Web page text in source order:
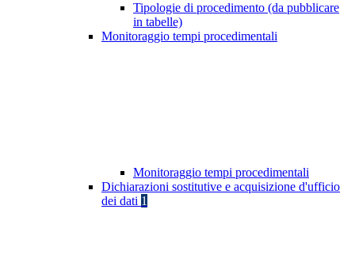
Tipologie di procedimento (da pubblicare
in tabelle)
Monitoraggio tempi procedimentali
Monitoraggio tempi procedimentali
Dichiarazioni sostitutive e acquisizione d'ufficio
dei dati 1